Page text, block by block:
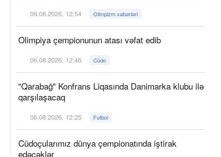
06.08.2026, 12:54 Olimpizm xəbərləri
Olimpiya çempionunun atası vəfat edib
06.08.2026, 12:46 Cüdo
"Qarabağ" Konfrans Liqasında Danimarka klubu ilə
qarşılaşacaq
06.08.2026, 12:25 Futbol
Cüdoçularımız dünya çempionatında iştirak
edəcəklər